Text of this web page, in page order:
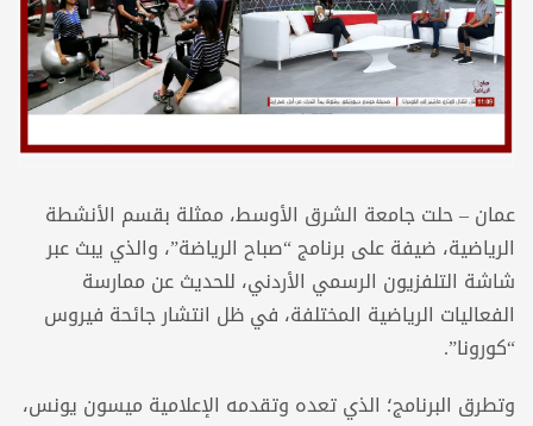
عمان – حلت جامعة الشرق الأوسط، ممثلة بقسم الأنشطة
الرياضية، ضيفة على برنامج “صباح الرياضة”، والذي يبث عبر
شاشة التلفزيون الرسمي الأردني، للحديث عن ممارسة
الفعاليات الرياضية المختلفة، في ظل انتشار جائحة فيروس
“كورونا”.
وتطرق البرنامج؛ الذي تعده وتقدمه الإعلامية ميسون يونس،